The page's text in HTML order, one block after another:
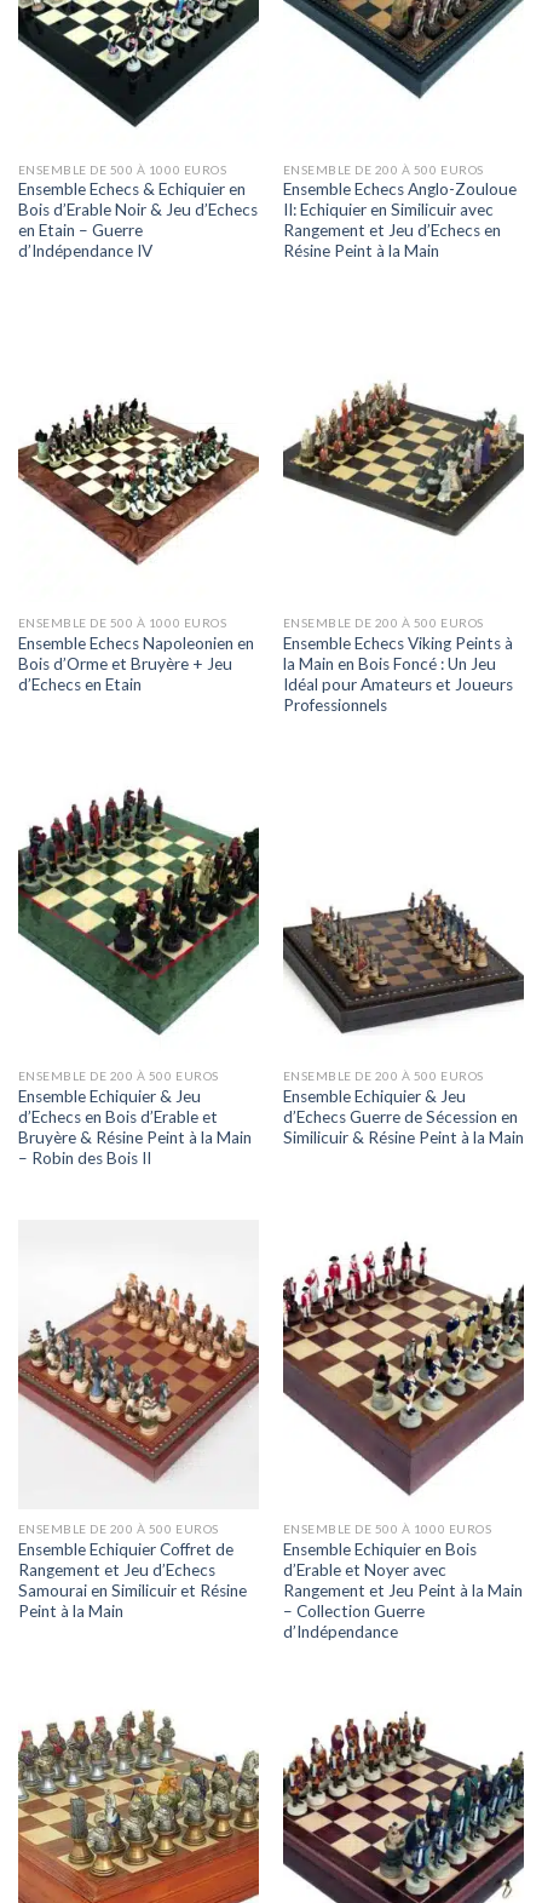
ENSEMBLE DE 500 À 1000 EUROS
Ensemble Echecs & Echiquier en
Bois d’Erable Noir & Jeu d’Echecs
en Etain – Guerre
d’Indépendance IV
ENSEMBLE DE 200 À 500 EUROS
Ensemble Echecs Anglo-Zouloue
II: Echiquier en Similicuir avec
Rangement et Jeu d’Echecs en
Résine Peint à la Main
ENSEMBLE DE 500 À 1000 EUROS
Ensemble Echecs Napoleonien en
Bois d’Orme et Bruyère + Jeu
d’Echecs en Etain
ENSEMBLE DE 200 À 500 EUROS
Ensemble Echecs Viking Peints à
la Main en Bois Foncé : Un Jeu
Idéal pour Amateurs et Joueurs
Professionnels
ENSEMBLE DE 200 À 500 EUROS
Ensemble Echiquier & Jeu
d’Echecs en Bois d’Erable et
Bruyère & Résine Peint à la Main
– Robin des Bois II
ENSEMBLE DE 200 À 500 EUROS
Ensemble Echiquier & Jeu
d’Echecs Guerre de Sécession en
Similicuir & Résine Peint à la Main
ENSEMBLE DE 200 À 500 EUROS
Ensemble Echiquier Coffret de
Rangement et Jeu d’Echecs
Samourai en Similicuir et Résine
Peint à la Main
ENSEMBLE DE 500 À 1000 EUROS
Ensemble Echiquier en Bois
d’Erable et Noyer avec
Rangement et Jeu Peint à la Main
– Collection Guerre
d’Indépendance